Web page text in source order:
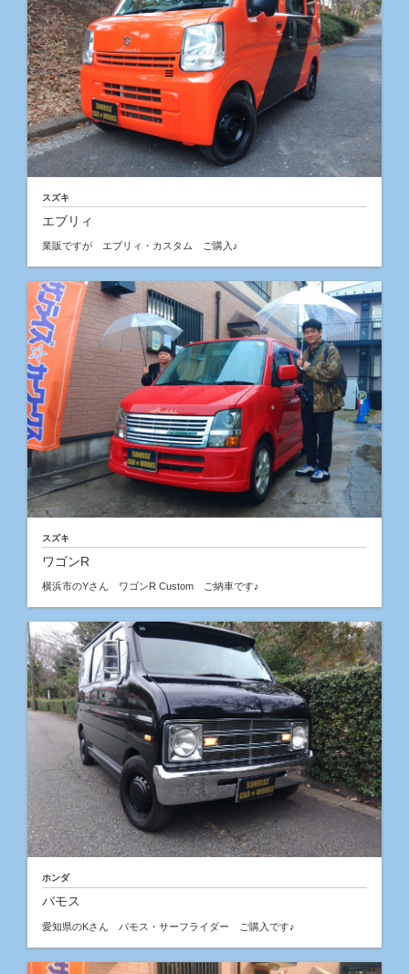
スズキ
エブリィ
業販ですが エブリィ・カスタム ご購入♪
スズキ
ワゴンR
横浜市のYさん ワゴンR Custom ご納車です♪
ホンダ
バモス
愛知県のKさん バモス・サーフライダー ご購入です♪